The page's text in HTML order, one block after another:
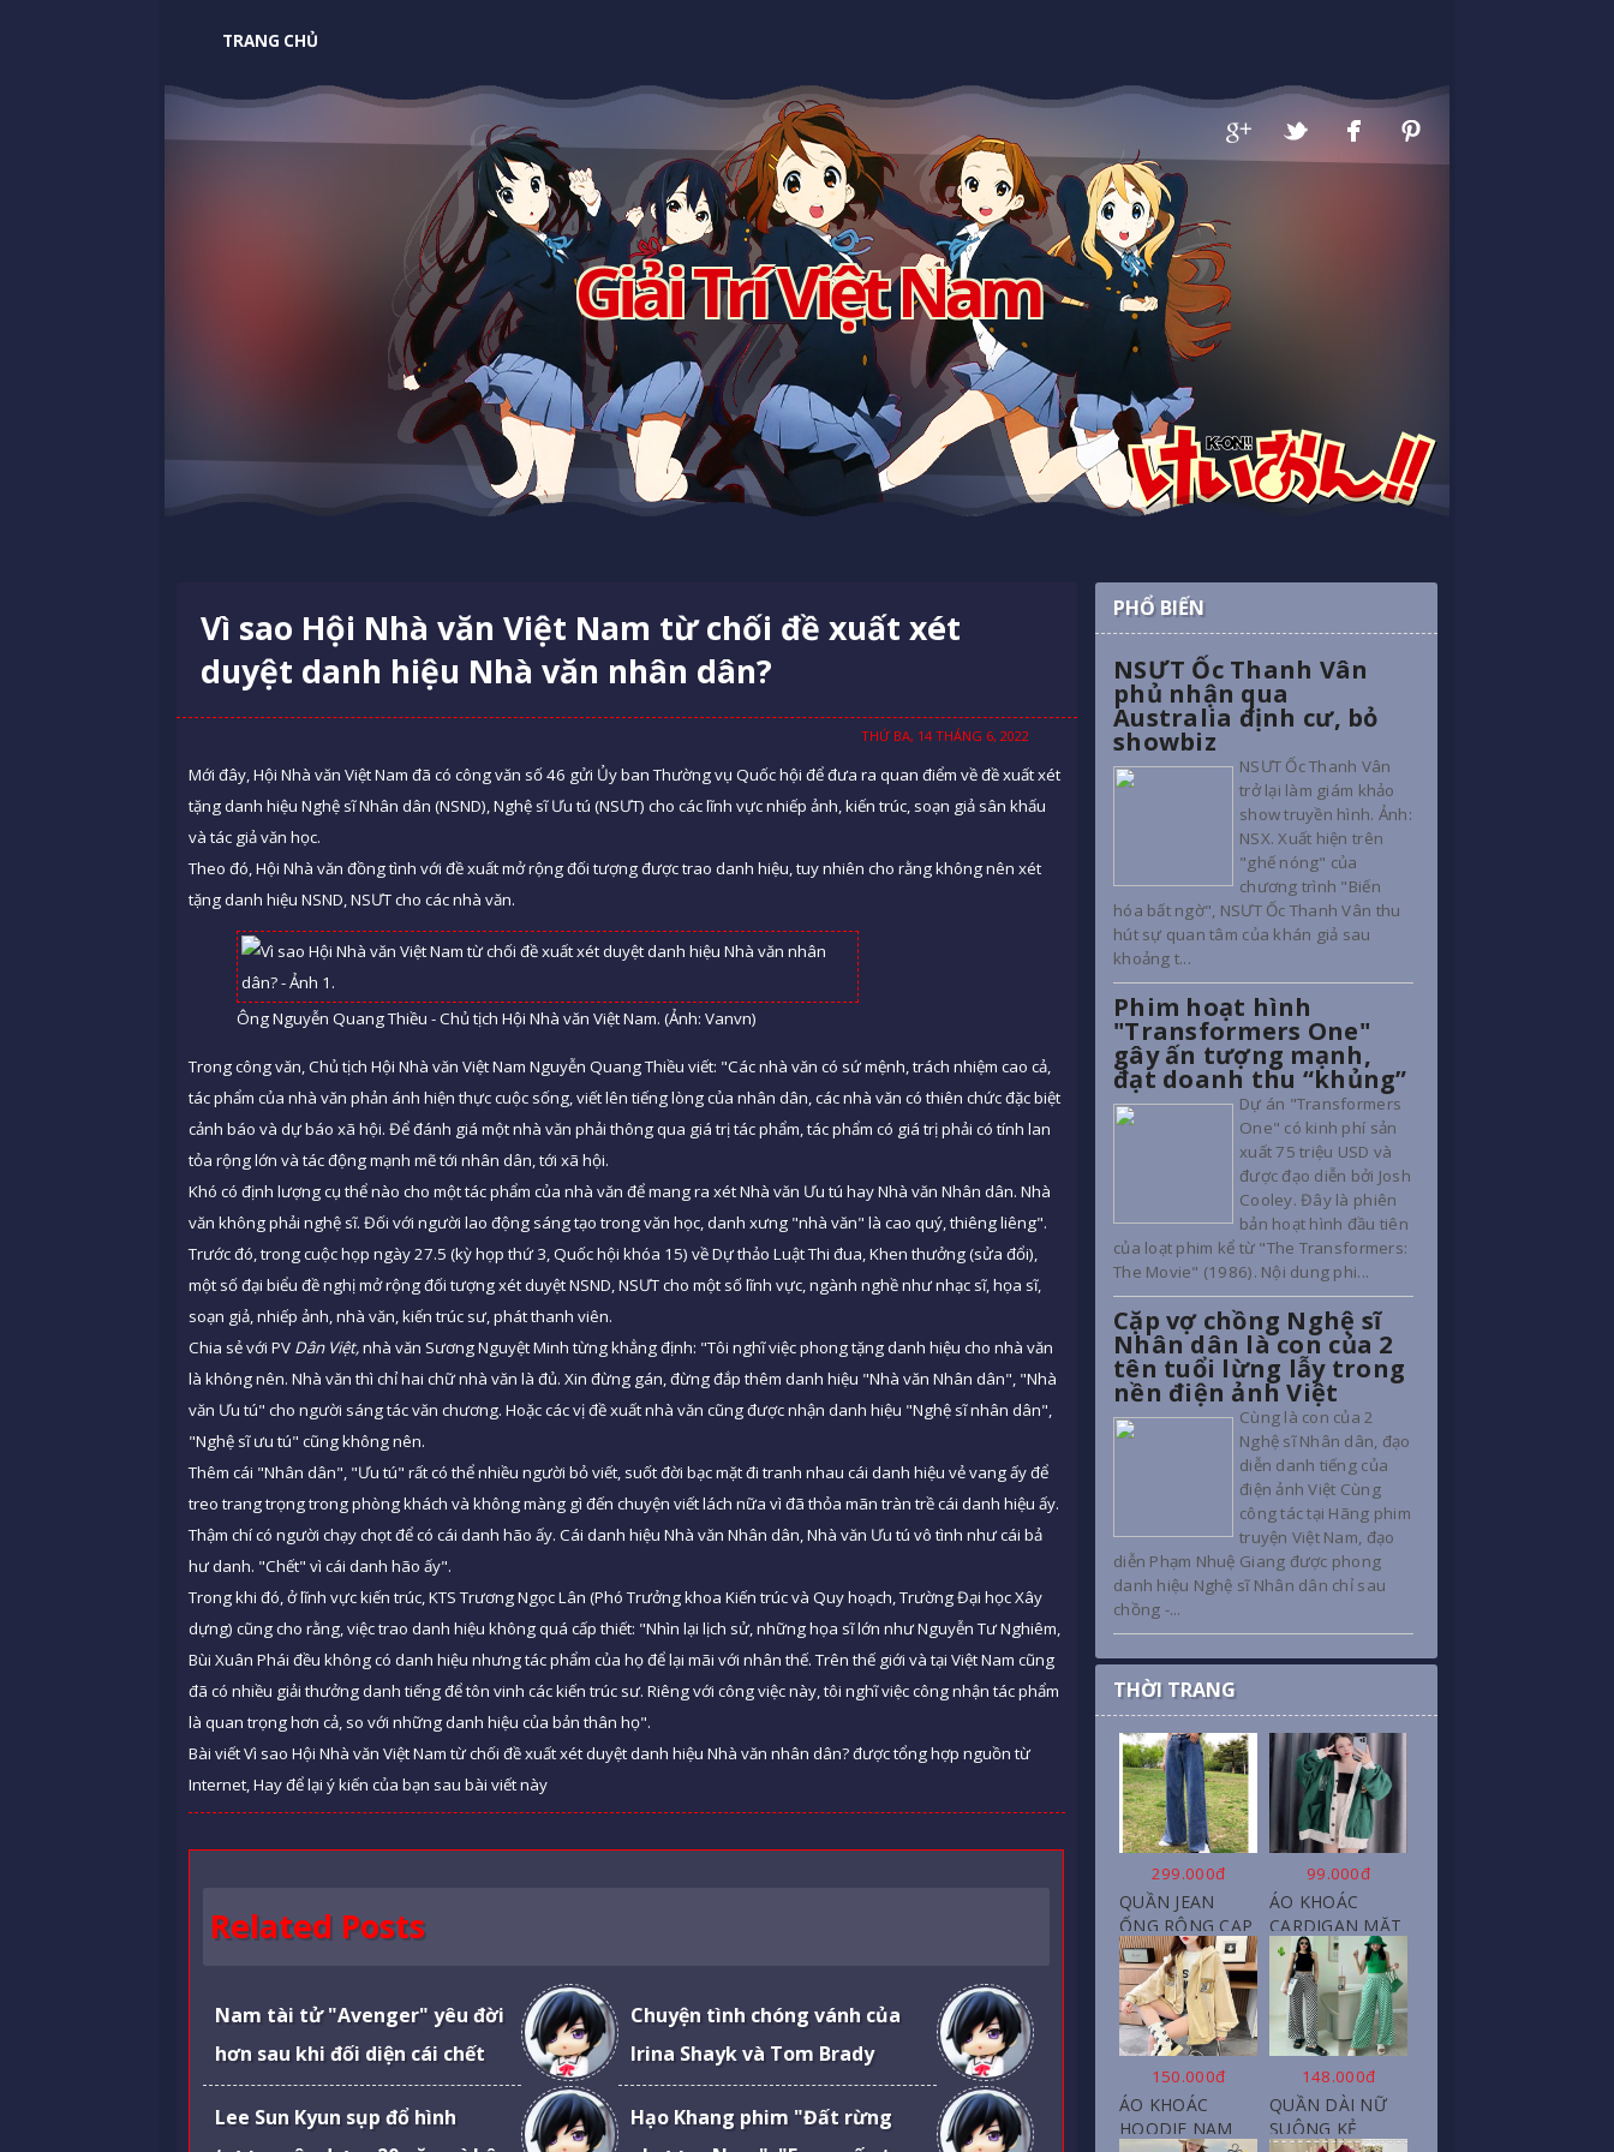
TRANG CHỦ
Giải Trí Việt Nam
Vì sao Hội Nhà văn Việt Nam từ chối đề xuất xét
duyệt danh hiệu Nhà văn nhân dân?
THỨ BA, 14 THÁNG 6, 2022
Mới đây, Hội Nhà văn Việt Nam đã có công văn số 46 gửi Ủy ban Thường vụ Quốc hội để đưa ra quan điểm về đề xuất xét
tặng danh hiệu Nghệ sĩ Nhân dân (NSND), Nghệ sĩ Ưu tú (NSƯT) cho các lĩnh vực nhiếp ảnh, kiến trúc, soạn giả sân khấu
và tác giả văn học.
Theo đó, Hội Nhà văn đồng tình với đề xuất mở rộng đối tượng được trao danh hiệu, tuy nhiên cho rằng không nên xét
tặng danh hiệu NSND, NSƯT cho các nhà văn.
Ông Nguyễn Quang Thiều - Chủ tịch Hội Nhà văn Việt Nam. (Ảnh: Vanvn)
Trong công văn, Chủ tịch Hội Nhà văn Việt Nam Nguyễn Quang Thiều viết: "Các nhà văn có sứ mệnh, trách nhiệm cao cả,
tác phẩm của nhà văn phản ánh hiện thực cuộc sống, viết lên tiếng lòng của nhân dân, các nhà văn có thiên chức đặc biệt
cảnh báo và dự báo xã hội. Để đánh giá một nhà văn phải thông qua giá trị tác phẩm, tác phẩm có giá trị phải có tính lan
tỏa rộng lớn và tác động mạnh mẽ tới nhân dân, tới xã hội.
Khó có định lượng cụ thể nào cho một tác phẩm của nhà văn để mang ra xét Nhà văn Ưu tú hay Nhà văn Nhân dân. Nhà
văn không phải nghệ sĩ. Đối với người lao động sáng tạo trong văn học, danh xưng "nhà văn" là cao quý, thiêng liêng".
Trước đó, trong cuộc họp ngày 27.5 (kỳ họp thứ 3, Quốc hội khóa 15) về Dự thảo Luật Thi đua, Khen thưởng (sửa đổi),
một số đại biểu đề nghị mở rộng đối tượng xét duyệt NSND, NSƯT cho một số lĩnh vực, ngành nghề như nhạc sĩ, họa sĩ,
soạn giả, nhiếp ảnh, nhà văn, kiến trúc sư, phát thanh viên.
Chia sẻ với PV Dân Việt,nhà văn Sương Nguyệt Minh từng khẳng định: "Tôi nghĩ việc phong tặng danh hiệu cho nhà văn
là không nên. Nhà văn thì chỉ hai chữ nhà văn là đủ. Xin đừng gán, đừng đắp thêm danh hiệu "Nhà văn Nhân dân", "Nhà
văn Ưu tú" cho người sáng tác văn chương. Hoặc các vị đề xuất nhà văn cũng được nhận danh hiệu "Nghệ sĩ nhân dân",
"Nghệ sĩ ưu tú" cũng không nên.
Thêm cái "Nhân dân", "Ưu tú" rất có thể nhiều người bỏ viết, suốt đời bạc mặt đi tranh nhau cái danh hiệu vẻ vang ấy để
treo trang trọng trong phòng khách và không màng gì đến chuyện viết lách nữa vì đã thỏa mãn tràn trề cái danh hiệu ấy.
Thậm chí có người chạy chọt để có cái danh hão ấy. Cái danh hiệu Nhà văn Nhân dân, Nhà văn Ưu tú vô tình như cái bả
hư danh. "Chết" vì cái danh hão ấy".
Trong khi đó, ở lĩnh vực kiến trúc, KTS Trương Ngọc Lân (Phó Trưởng khoa Kiến trúc và Quy hoạch, Trường Đại học Xây
dựng) cũng cho rằng, việc trao danh hiệu không quá cấp thiết: "Nhìn lại lịch sử, những họa sĩ lớn như Nguyễn Tư Nghiêm,
Bùi Xuân Phái đều không có danh hiệu nhưng tác phẩm của họ để lại mãi với nhân thế. Trên thế giới và tại Việt Nam cũng
đã có nhiều giải thưởng danh tiếng để tôn vinh các kiến trúc sư. Riêng với công việc này, tôi nghĩ việc công nhận tác phẩm
là quan trọng hơn cả, so với những danh hiệu của bản thân họ".
Bài viết Vì sao Hội Nhà văn Việt Nam từ chối đề xuất xét duyệt danh hiệu Nhà văn nhân dân? được tổng hợp nguồn từ
Internet, Hay để lại ý kiến của bạn sau bài viết này
Related Posts
Nam tài tử "Avenger" yêu đời
hơn sau khi đối diện cái chết
Chuyện tình chóng vánh của
Irina Shayk và Tom Brady
Lee Sun Kyun sụp đổ hình
Hạo Khang phim "Đất rừng
PHỔ BIẾN
NSƯT Ốc Thanh Vân
phủ nhận qua
Australia định cư, bỏ
showbiz
NSƯT Ốc Thanh Vân
trở lại làm giám khảo
show truyền hình. Ảnh:
NSX. Xuất hiện trên
"ghế nóng" của
chương trình "Biến
hóa bất ngờ", NSƯT Ốc Thanh Vân thu
hút sự quan tâm của khán giả sau
khoảng t...
Phim hoạt hình
"Transformers One"
gây ấn tượng mạnh,
đạt doanh thu “khủng”
Dự án "Transformers
One" có kinh phí sản
xuất 75 triệu USD và
được đạo diễn bởi Josh
Cooley. Đây là phiên
bản hoạt hình đầu tiên
của loạt phim kể từ "The Transformers:
The Movie" (1986). Nội dung phi...
Cặp vợ chồng Nghệ sĩ
Nhân dân là con của 2
tên tuổi lừng lẫy trong
nền điện ảnh Việt
Cùng là con của 2
Nghệ sĩ Nhân dân, đạo
diễn danh tiếng của
điện ảnh Việt Cùng
công tác tại Hãng phim
truyện Việt Nam, đạo
diễn Phạm Nhuệ Giang được phong
danh hiệu Nghệ sĩ Nhân dân chỉ sau
chồng -...
THỜI TRANG
299.000đ
QUẦN JEAN
ỐNG RỘNG CẠP
CAO, DÀI XẺ
GẤU PHONG
CÁCH J6
99.000đ
ÁO KHOÁC
CARDIGAN MẶT
CƯỜI NỮ CHẤT
NỈ COTTON
150.000đ
ÁO KHOÁC
HOODIE NAM
148.000đ
QUẦN DÀI NỮ
SUÔNG KẺ